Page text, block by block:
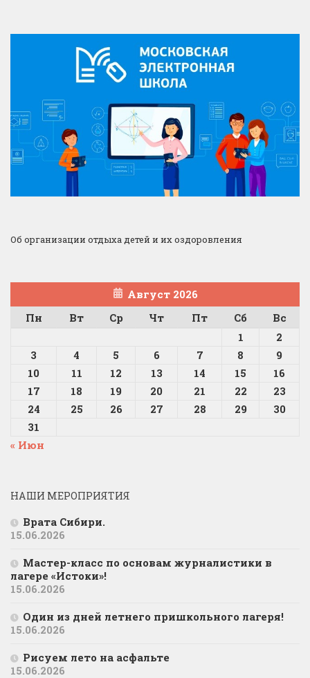
Об организации отдыха детей и их оздоровления
Август 2026
Пн
Вт Ср Чт Пт Сб
Вс
1
2
3
4 5 6 7 8
9
10
11 12 13 14 15
16
17
18 19 20 21 22
23
24
25 26 27 28 29
30
31
« Июн
НАШИ МЕРОПРИЯТИЯ
Врата Сибири.
15.06.2026
Мастер-класс по основам журналистики в
лагере «Истоки»!
15.06.2026
Один из дней летнего пришкольного лагеря!
15.06.2026
Рисуем лето на асфальте
15.06.2026